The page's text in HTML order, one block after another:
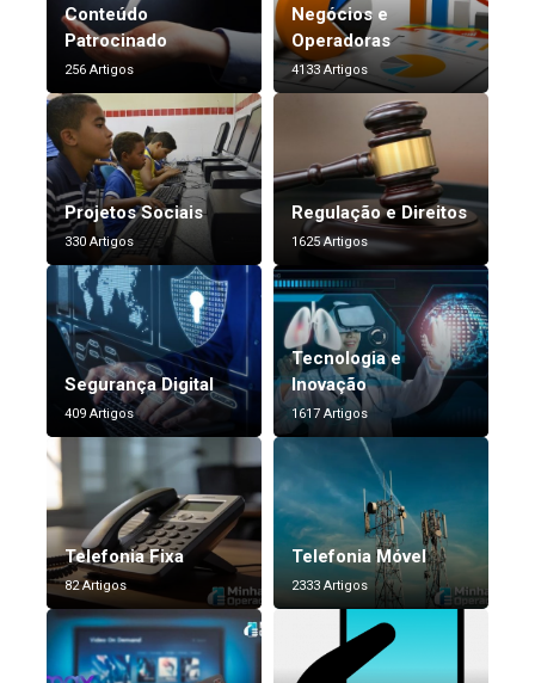
Conteúdo
Patrocinado
256 Artigos
Negócios e
Operadoras
4133 Artigos
Projetos Sociais
330 Artigos
Regulação e Direitos
1625 Artigos
Segurança Digital
409 Artigos
Tecnologia e
Inovação
1617 Artigos
Telefonia Fixa
82 Artigos
Telefonia Móvel
2333 Artigos